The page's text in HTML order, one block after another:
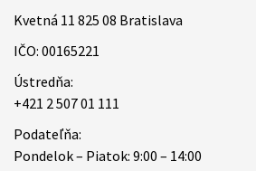
Kvetná 11 825 08 Bratislava
IČO: 00165221
Ústredňa:
+421 2 507 01 111
Podateľňa:
Pondelok – Piatok: 9:00 – 14:00